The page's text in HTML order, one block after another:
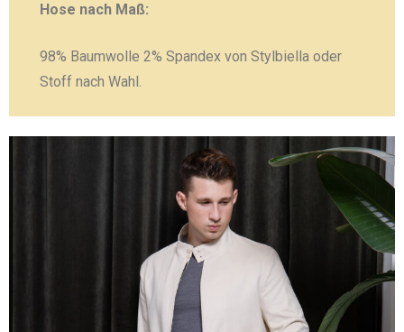
Hose nach Maß:
98% Baumwolle 2% Spandex von Stylbiella oder
Stoff nach Wahl.